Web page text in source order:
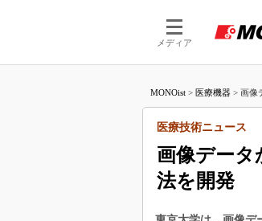
メディア
MONOist > 医療機器 > 画像
画像データ
法を開発
医療技術ニュース